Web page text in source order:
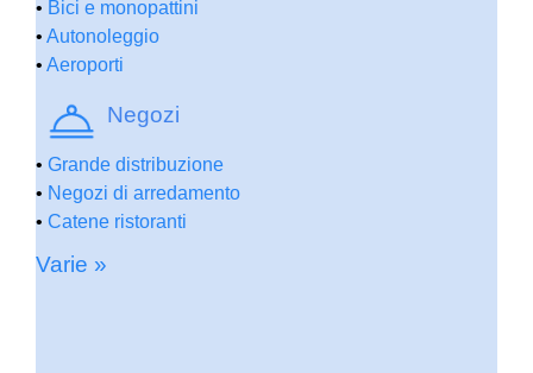
• Bici e monopattini
• Autonoleggio
• Aeroporti
Negozi
• Grande distribuzione
• Negozi di arredamento
• Catene ristoranti
Varie »